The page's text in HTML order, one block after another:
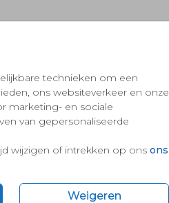
technieken om een
ons websiteverkeer en onze
marketing- en sociale
van gepersonaliseerde
wijzigen of intrekken op ons ons
Weigeren
Onze service